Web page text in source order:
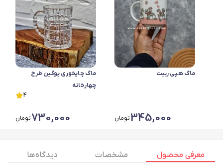
ماگ هپی ربیت
345,000تومان
ماگ چایخوری پوگین طرح
چهارخانه
4
730,000تومان
معرفی محصول مشخصات
دیدگاه ها